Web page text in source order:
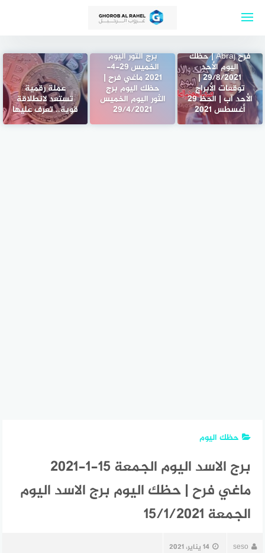
فرح Abraj | حظك
اليوم الأحد
29/8/2021 |
توقعات الأبراج
الأحد آب | الحظ 29
أغسطس 2021
برج الثور اليوم
الخميس 29-4-
2021 ماغي فرح |
حظك اليوم برج
الثور اليوم الخميس
29/4/2021
عملة رقمية
تستعد لانطلاقة
قوية.. تعرف عليها
حظك اليوم
برج الاسد اليوم الجمعة 15-1-2021
ماغي فرح | حظك اليوم برج الاسد اليوم
الجمعة 15/1/2021
seso 14 يناير، 2021